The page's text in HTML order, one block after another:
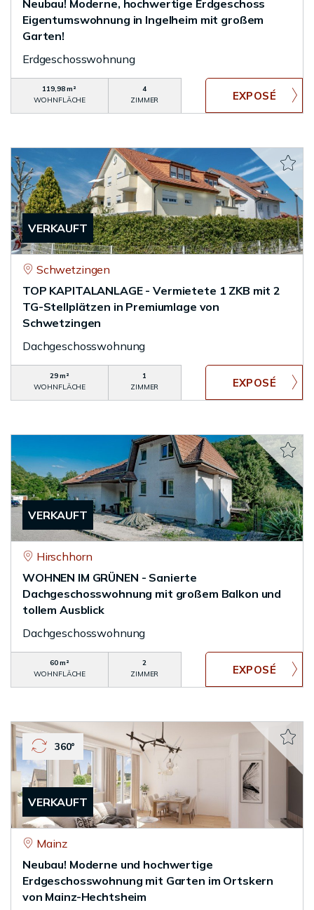
Neubau! Moderne, hochwertige Erdgeschoss
Eigentumswohnung in Ingelheim mit großem
Garten!
Erdgeschosswohnung
119,98 m²
WOHNFLÄCHE
4
ZIMMER
VERKAUFT
Schwetzingen
TOP KAPITALANLAGE - Vermietete 1 ZKB mit 2
TG-Stellplätzen in Premiumlage von
Schwetzingen
Dachgeschosswohnung
29 m²
WOHNFLÄCHE
1
ZIMMER
VERKAUFT
Hirschhorn
WOHNEN IM GRÜNEN - Sanierte
Dachgeschosswohnung mit großem Balkon und
tollem Ausblick
Dachgeschosswohnung
60 m²
WOHNFLÄCHE
2
ZIMMER
VERKAUFT
360°
Mainz
Neubau! Moderne und hochwertige
Erdgeschosswohnung mit Garten im Ortskern
von Mainz-Hechtsheim